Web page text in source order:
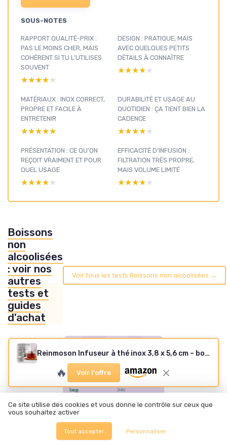
SOUS-NOTES
RAPPORT QUALITÉ-PRIX :
PAS LE MOINS CHER, MAIS
COHÉRENT SI TU L’UTILISES
SOUVENT
★★★★★
★★★★★
DESIGN : PRATIQUE, MAIS
AVEC QUELQUES PETITS
DÉTAILS À CONNAÎTRE
★★★★★
★★★★★
MATÉRIAUX : INOX CORRECT,
PROPRE ET FACILE À
ENTRETENIR
★★★★★
★★★★★
DURABILITÉ ET USAGE AU
QUOTIDIEN : ÇA TIENT BIEN LA
CADENCE
★★★★★
★★★★★
PRÉSENTATION : CE QU’ON
REÇOIT VRAIMENT ET POUR
QUEL USAGE
★★★★★
★★★★★
EFFICACITÉ D’INFUSION :
FILTRATION TRÈS PROPRE,
MAIS VOLUME LIMITÉ
★★★★★
★★★★★
Boissons
non
alcoolisées
: voir nos
autres
tests et
guides
d'achat
Voir tous les tests Boissons non alcoolisées →
Reinmoson Infuseur à thé inox 3,8 x 5,6 cm – boule à thé infuseur ultra-fin en acier inoxydable 304 avec couvercle fileté, filtre à thé idéal pour thé en vrac, rooibos, thé noir, etc - Small 1 Pack
🔥 Voir l'offre
Ce site utilise des cookies et vous donne le contrôle sur ceux que
vous souhaitez activer
Tout accepter Personnaliser